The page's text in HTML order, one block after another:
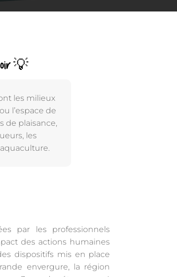
💡
les milieux
l’espace de
de plaisance,
les
par les professionnels
des actions humaines
dispositifs mis en place
envergure, la région